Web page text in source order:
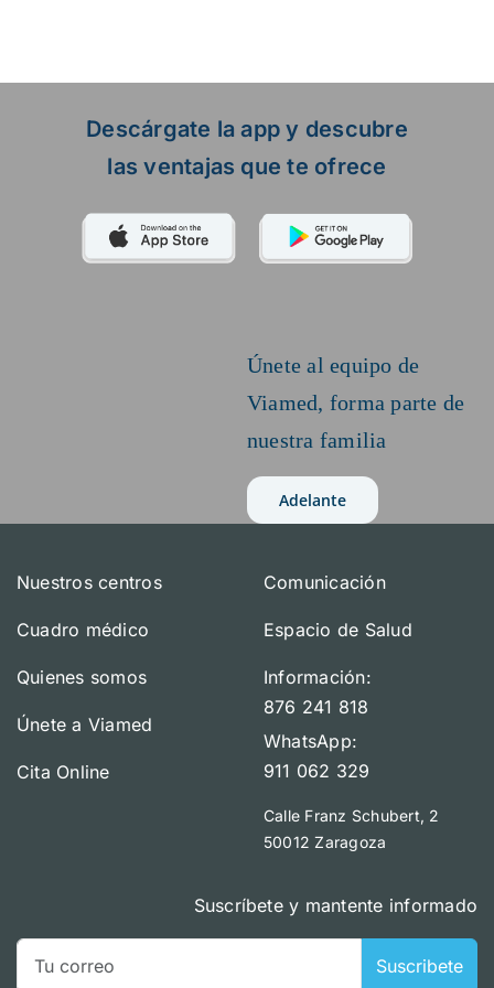
Descárgate la app y descubre
las ventajas que te ofrece
Únete al equipo de
Viamed, forma parte de
nuestra familia
Adelante
Nuestros centros
Cuadro médico
Quienes somos
Únete a Viamed
Cita Online
Comunicación
Espacio de Salud
Información:
876 241 818
WhatsApp:
911 062 329
Calle Franz Schubert, 2
50012 Zaragoza
Suscríbete y mantente informado
Suscribete